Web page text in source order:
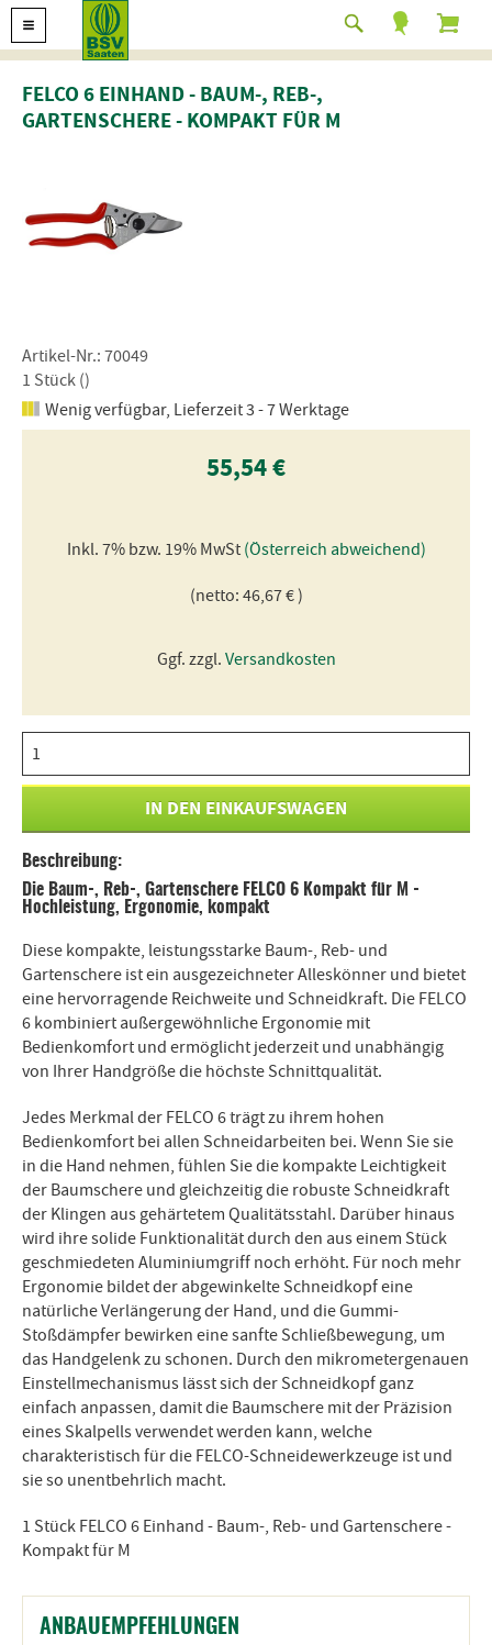
FELCO 6 EINHAND - BAUM-, REB-,
GARTENSCHERE - KOMPAKT FÜR M
Artikel-Nr.: 70049
1 Stück ()
Wenig verfügbar, Lieferzeit 3 - 7 Werktage
55,54 €
Inkl. 7% bzw. 19% MwSt (Österreich abweichend)
(netto: 46,67 € )
Ggf. zzgl. Versandkosten
Beschreibung:
Die Baum-, Reb-, Gartenschere FELCO 6 Kompakt für M -
Hochleistung, Ergonomie, kompakt
Diese kompakte, leistungsstarke Baum-, Reb- und
Gartenschere ist ein ausgezeichneter Alleskönner und bietet
eine hervorragende Reichweite und Schneidkraft. Die FELCO
6 kombiniert außergewöhnliche Ergonomie mit
Bedienkomfort und ermöglicht jederzeit und unabhängig
von Ihrer Handgröße die höchste Schnittqualität.
Jedes Merkmal der FELCO 6 trägt zu ihrem hohen
Bedienkomfort bei allen Schneidarbeiten bei. Wenn Sie sie
in die Hand nehmen, fühlen Sie die kompakte Leichtigkeit
der Baumschere und gleichzeitig die robuste Schneidkraft
der Klingen aus gehärtetem Qualitätsstahl. Darüber hinaus
wird ihre solide Funktionalität durch den aus einem Stück
geschmiedeten Aluminiumgriff noch erhöht. Für noch mehr
Ergonomie bildet der abgewinkelte Schneidkopf eine
natürliche Verlängerung der Hand, und die Gummi-
Stoßdämpfer bewirken eine sanfte Schließbewegung, um
das Handgelenk zu schonen. Durch den mikrometergenauen
Einstellmechanismus lässt sich der Schneidkopf ganz
einfach anpassen, damit die Baumschere mit der Präzision
eines Skalpells verwendet werden kann, welche
charakteristisch für die FELCO-Schneidewerkzeuge ist und
sie so unentbehrlich macht.
1 Stück FELCO 6 Einhand - Baum-, Reb- und Gartenschere -
Kompakt für M
ANBAUEMPFEHLUNGEN